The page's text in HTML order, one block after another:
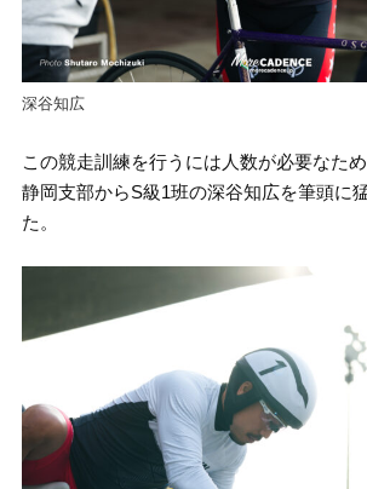
深谷知広
この競走訓練を行うには人数が必要なた
静岡支部からS級1班の深谷知広を筆頭に
た。